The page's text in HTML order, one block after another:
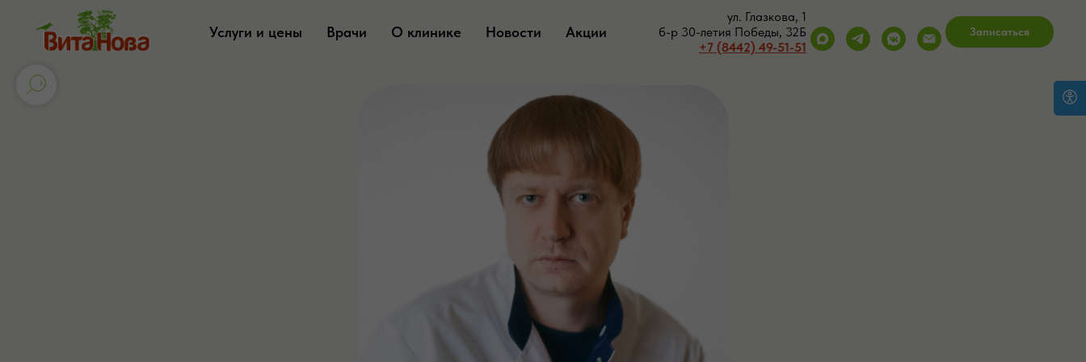
Услуги и цены Врачи О клинике Новости Акции
ул. Глазкова, 1
б-р 30-летия Победы, 32Б
+7 (8442) 49-51-51
Записаться